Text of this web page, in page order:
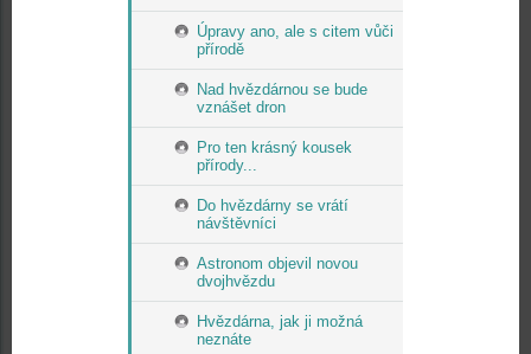
Úpravy ano, ale s citem vůči
přírodě
Nad hvězdárnou se bude
vznášet dron
Pro ten krásný kousek
přírody...
Do hvězdárny se vrátí
návštěvníci
Astronom objevil novou
dvojhvězdu
Hvězdárna, jak ji možná
neznáte